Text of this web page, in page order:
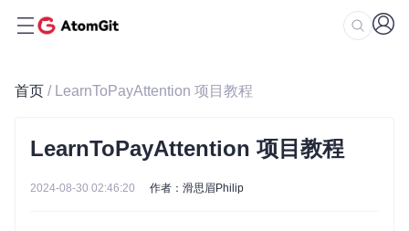
首页 / LearnToPayAttention 项目教程
LearnToPayAttention 项目教程
2024-08-30 02:46:20 作者：滑思眉Philip